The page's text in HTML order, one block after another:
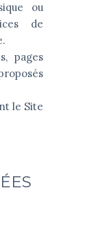
ou
de
pages
le Site